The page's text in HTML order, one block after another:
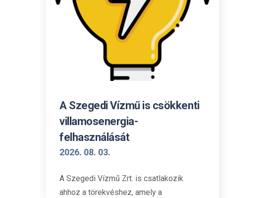
A Szegedi Vízmű is csökkenti
villamosenergia-
felhasználását
2026. 08. 03.
A Szegedi Vízmű Zrt. is csatlakozik
ahhoz a törekvéshez, amely a